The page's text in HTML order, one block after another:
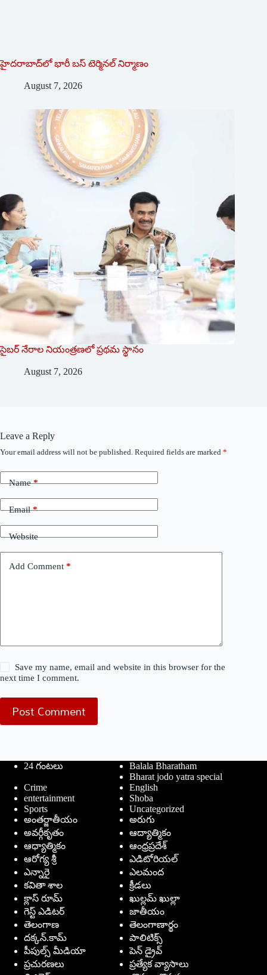
హైదరాబాద్‌లో భారీ బస్‌ ‌టెర్మినల్‌ ‌నిర్మాణం
August 7, 2026
సైబర్ నేరాల నియంత్రణలో ప్రథమ స్థానం
August 7, 2026
Leave a Reply
Your email address will not be published. Required fields are marked *
Name*
Email*
Website
Add Comment *
Save my name, email and website in this browser for the
next time I comment.
Post Comment
24 గంటలు
Balala Bharatham
Bharat jodo yatra special
Crime
English
entertainment
Shoba
Sports
Uncategorized
అంతర్జాతీయం
అరుగు
అవర్గీకృతం
ఆద్యాత్మికం
ఆధ్యాత్మికం
ఆంధ్రప్రదేశ్
ఆరోగ్య శ్రీ
ఎడిటోరియల్
ఎన్నారై
ఎలమంద
కవితా శాల
క్రీడలు
క్లాస్ రూమ్
ఖుల్లమ్ ఖుల్లా
గెస్ట్ ఎడిటర్
జాతీయం
తెలంగాణ
తెలంగాణార్థం
దక్కన్.కామ్
పాలిటిక్స్
పీపుల్స్ ‌మీడియా
పెన్ డ్రైవ్
ప్రచురణలు
ప్రత్యేక వ్యాసాలు